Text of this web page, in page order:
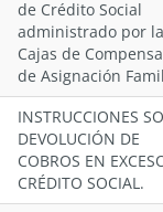
de Crédito Social
administrado por
Cajas de
de Asignación
INSTRUCCIONES
DEVOLUCIÓN DE
COBROS EN
CRÉDITO SOCIAL.